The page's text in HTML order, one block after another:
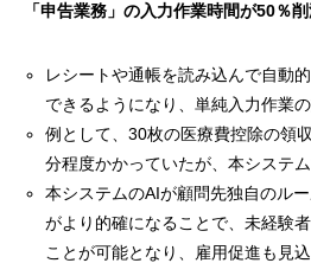
「申告業務」の入力作業時間が50％削
レシートや通帳を読み込んで自動
できるようになり、単純入力作業
例として、30枚の医療費控除の領
分程度かかっていたが、本システ
本システムのAIが顧問先独自のル
がより的確になることで、未経験
ことが可能となり、雇用促進も見込